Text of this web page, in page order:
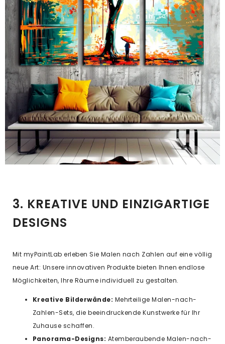
3. KREATIVE UND EINZIGARTIGE
DESIGNS
Mit myPaintLab erleben Sie Malen nach Zahlen auf eine völlig
neue Art: Unsere innovativen Produkte bieten Ihnen endlose
Möglichkeiten, Ihre Räume individuell zu gestalten.
Kreative Bilderwände: Mehrteilige Malen-nach-
Zahlen-Sets, die beeindruckende Kunstwerke für Ihr
Zuhause schaffen.
Panorama-Designs: Atemberaubende Malen-nach-